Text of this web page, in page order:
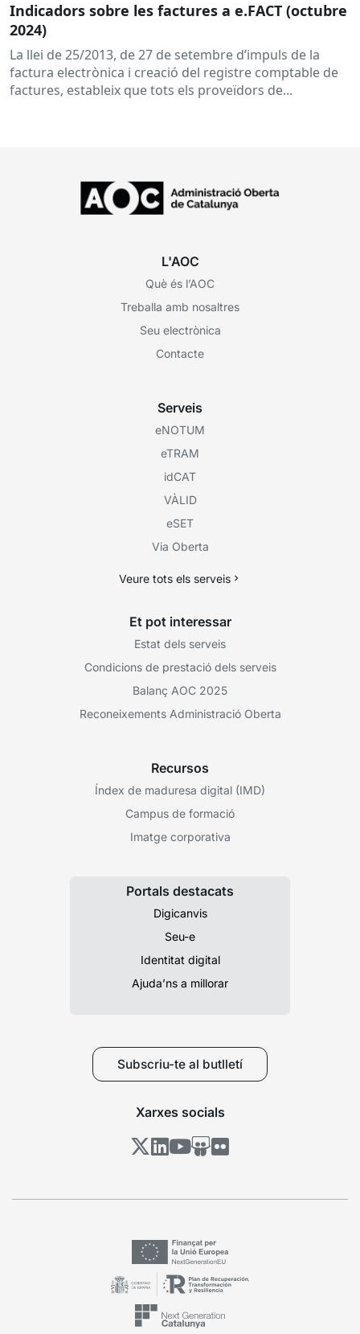
Indicadors sobre les factures a e.FACT (octubre
2024)
La llei de 25/2013, de 27 de setembre d’impuls de la
factura electrònica i creació del registre comptable de
factures, estableix que tots els proveïdors de...
L'AOC
Què és l’AOC
Treballa amb nosaltres
Seu electrònica
Contacte
Serveis
eNOTUM
eTRAM
idCAT
VÀLID
eSET
Via Oberta
Veure tots els serveis
Et pot interessar
Estat dels serveis
Condicions de prestació dels serveis
Balanç AOC 2025
Reconeixements Administració Oberta
Recursos
Índex de maduresa digital (IMD)
Campus de formació
Imatge corporativa
Portals destacats
Digicanvis
Seu-e
Identitat digital
Ajuda’ns a millorar
Subscriu-te al butlletí
Xarxes socials